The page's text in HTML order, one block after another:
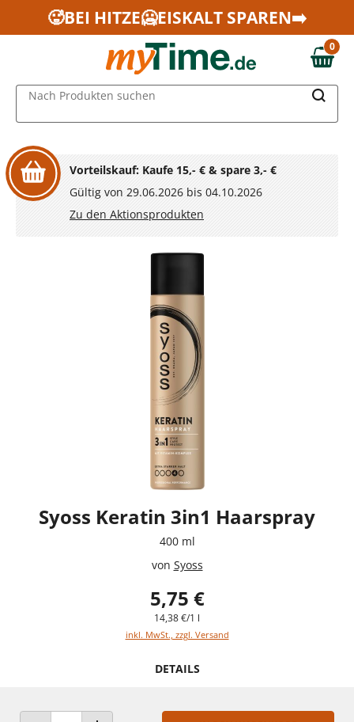
Zum Hauptinhalt springen
Zur Navigation springen
Zur Suche springen
🥵BEI HITZE🥶EISKALT SPAREN➡️
0,00 €
0
Nach Produkten suchen
Vorteilskauf: Kaufe 15,- € & spare 3,- €
Gültig von 29.06.2026 bis 04.10.2026
Zu den Aktionsprodukten
Syoss Keratin 3in1 Haarspray
400 ml
von Syoss
5,75 €
14,38 €/1 l
inkl. MwSt., zzgl. Versand
DETAILS